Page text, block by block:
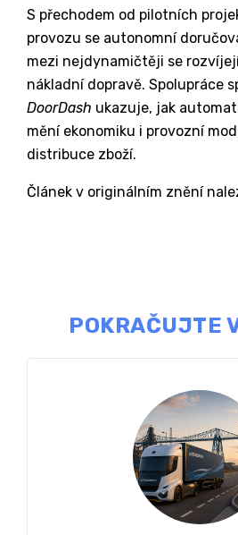
S přechodem od pilotních
provozu se autonomní
mezi nejdynamičtěji se
nákladní dopravě. Spolupráce
DoorDash ukazuje, jak
mění ekonomiku i provozní
distribuce zboží.
Článek v originálním znění
POKRAČUJTE